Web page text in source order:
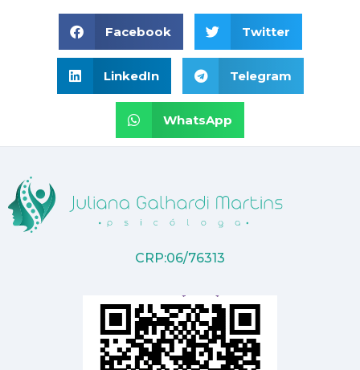
Facebook Twitter
LinkedIn Telegram
WhatsApp
CRP:06/76313